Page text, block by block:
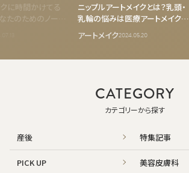
に時間かけてる
たのためのノーメ
ニップルアートメイクとは？乳頭・
乳輪の悩みは医療アートメイクで
アートメイク2024.05.20
CATEGORY
カテゴリーから探す
産後 特集記事
PICK UP 美容皮膚科